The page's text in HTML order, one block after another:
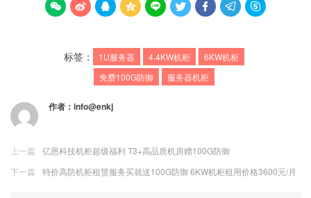
        
标签： 1U服务器 4.4KW机柜
6KW机柜
免费100G防御
服务器机柜
作者： info@enkj
上一篇
亿恩科技机柜超级福利 T3+高品质机房赠100G防御
下一篇
特价高防机柜租赁服务买就送100G防御 6KW机柜租用价格3600元/月